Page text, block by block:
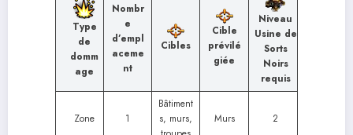
Type
de
domm
age
Nombr
e
d’empl
aceme
nt
Cibles
Cible
prévilé
giée
Niveau
Usine de
Sorts
Noirs
requis
Zone 1
Bâtiment
s, murs,
Murs 2